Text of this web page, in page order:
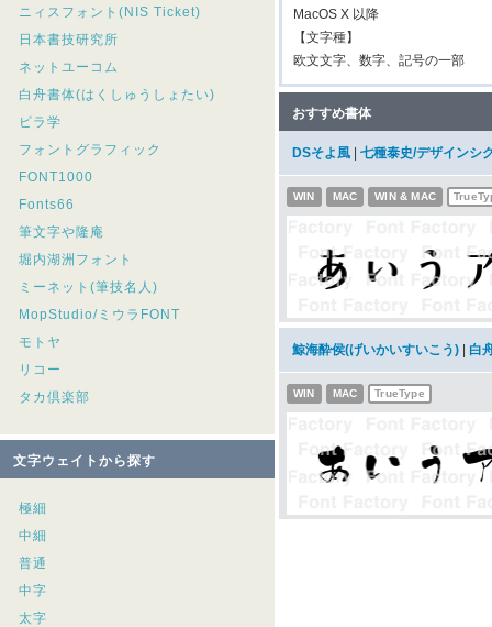
ニィスフォント(NIS Ticket)
日本書技研究所
ネットユーコム
白舟書体(はくしゅうしょたい)
ビラ学
フォントグラフィック
FONT1000
Fonts66
筆文字や隆庵
堀内湖洲フォント
ミーネット(筆技名人)
MopStudio/ミウラFONT
モトヤ
リコー
タカ倶楽部
文字ウェイトから探す
極細
中細
普通
中字
太字
MacOS X 以降
【文字種】
欧文文字、数字、記号の一部
おすすめ書体
DSそよ風 七種泰史/デザインシ
WIN MAC WIN & MAC
鯨海酔侯(げいかいすいこう) 白
WIN MAC TrueType